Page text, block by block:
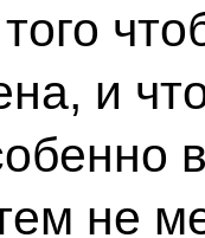
и
не